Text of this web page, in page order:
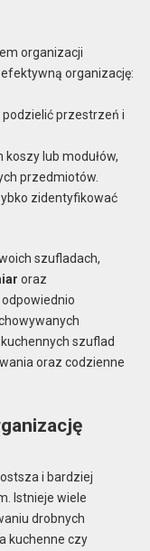
organizacji
organizację:
przestrzeń i
lub modułów,
przedmiotów.
zidentyfikować
szufladach,
oraz
odpowiednio
szuflad
oraz codzienne
i bardziej
Istnieje wiele
drobnych
kuchenne czy